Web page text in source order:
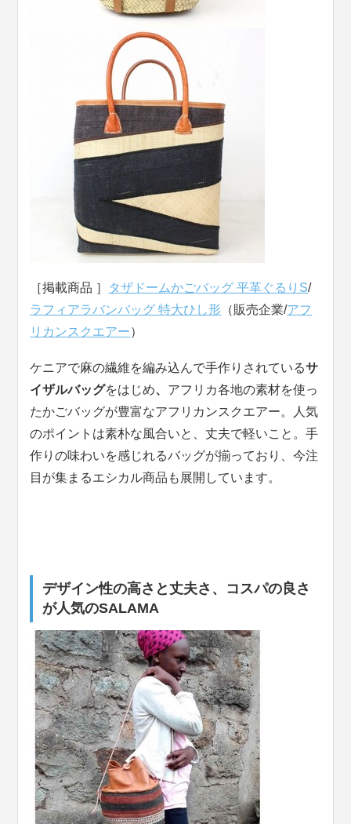
［掲載商品 ］ タザドームかごバッグ 平革ぐるりS/
ラフィアラバンバッグ 特大ひし形 （販売企業/アフ
リカンスクエアー）
ケニアで麻の繊維を編み込んで手作りされているサ
イザルバッグをはじめ、 アフリカ各地の素材を使っ
たかごバッグが豊富なアフリカンスクエアー。人気
のポイントは素朴な風合いと、丈夫で軽いこと。手
作りの味わいを感じれるバッグが揃っており、今注
目が集まるエシカル商品も展開しています。
デザイン性の高さと丈夫さ、コスパの良さ
が人気のSALAMA